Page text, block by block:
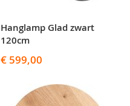
Hanglamp Glad zwart
120cm
€ 599,00